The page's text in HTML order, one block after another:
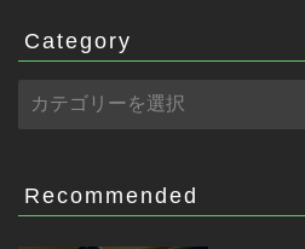
Category
Recommended